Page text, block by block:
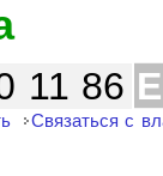
11 86
Связаться с